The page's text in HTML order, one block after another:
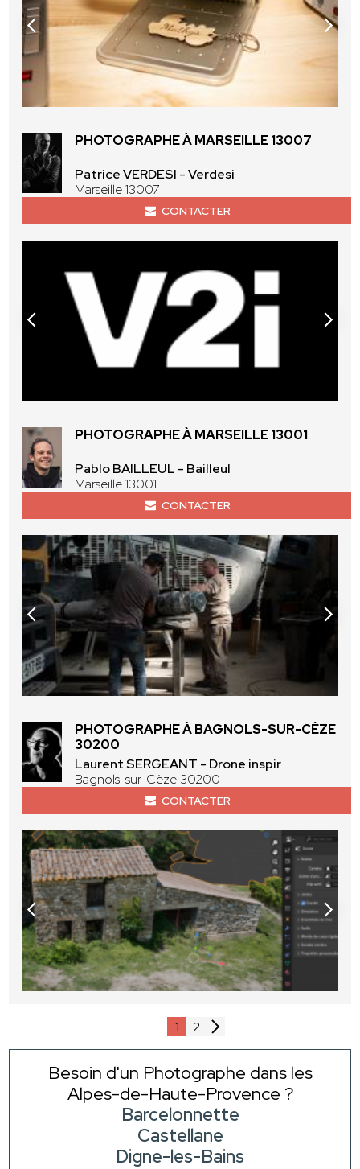
PHOTOGRAPHE À MARSEILLE 13007
Patrice VERDESI - Verdesi
Marseille 13007
CONTACTER
PHOTOGRAPHE À MARSEILLE 13001
Pablo BAILLEUL - Bailleul
Marseille 13001
CONTACTER
PHOTOGRAPHE À BAGNOLS-SUR-CÈZE
30200
Laurent SERGEANT - Drone inspir
Bagnols-sur-Cèze 30200
CONTACTER
1 2
Besoin d'un Photographe dans les
Alpes-de-Haute-Provence ?
Barcelonnette
Castellane
Digne-les-Bains